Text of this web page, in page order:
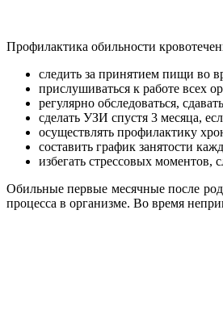
Профилактика обильности
следить за принятием пищи во
прислушиваться к работе всех
регулярно обследоваться,
сделать УЗИ спустя 3 месяца,
осуществлять профилактику
составить график занятости
избегать стрессовых моментов,
Обильные первые месячные после
процесса в организме. Во время